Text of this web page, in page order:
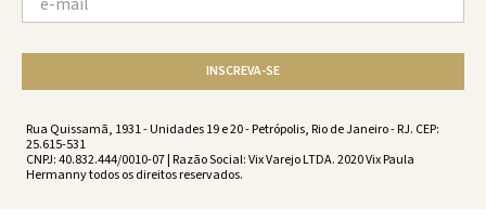
'top-tri-costas-paige-sailboat-
sailboat-vw251054-2528'
O que você está procurando?